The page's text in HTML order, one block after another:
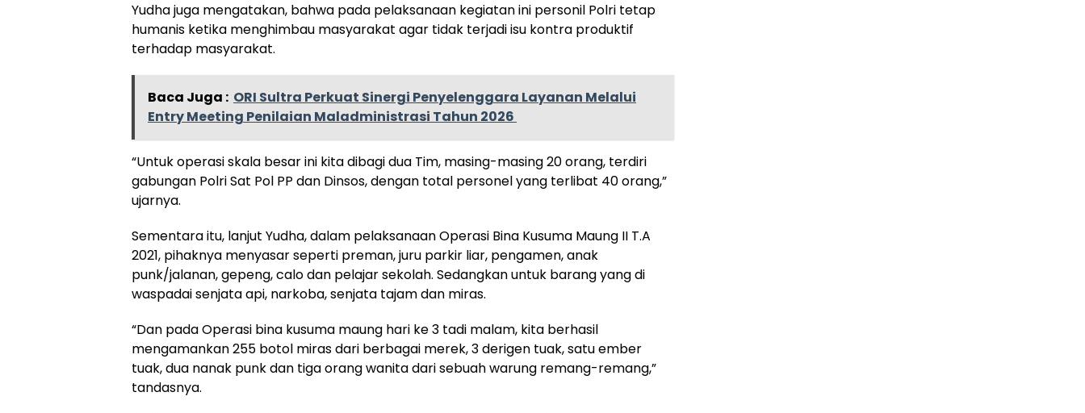
Yudha juga mengatakan, bahwa pada pelaksanaan kegiatan ini personil Polri tetap
humanis ketika menghimbau masyarakat agar tidak terjadi isu kontra produktif
terhadap masyarakat.
Baca Juga : ORI Sultra Perkuat Sinergi Penyelenggara Layanan Melalui
Entry Meeting Penilaian Maladministrasi Tahun 2026
“Untuk operasi skala besar ini kita dibagi dua Tim, masing-masing 20 orang, terdiri
gabungan Polri Sat Pol PP dan Dinsos, dengan total personel yang terlibat 40 orang,”
ujarnya.
Sementara itu, lanjut Yudha, dalam pelaksanaan Operasi Bina Kusuma Maung II T.A
2021, pihaknya menyasar seperti preman, juru parkir liar, pengamen, anak
punk/jalanan, gepeng, calo dan pelajar sekolah. Sedangkan untuk barang yang di
waspadai senjata api, narkoba, senjata tajam dan miras.
“Dan pada Operasi bina kusuma maung hari ke 3 tadi malam, kita berhasil
mengamankan 255 botol miras dari berbagai merek, 3 derigen tuak, satu ember
tuak, dua nanak punk dan tiga orang wanita dari sebuah warung remang-remang,”
tandasnya.